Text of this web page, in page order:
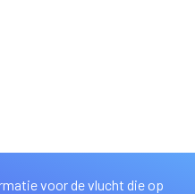
voor de vlucht die op